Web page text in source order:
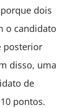
dois
o candidato
posterior
disso, uma
de
pontos.